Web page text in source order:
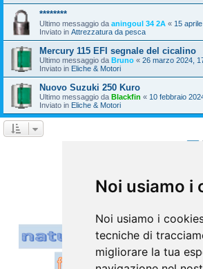
Noi usiamo i
Noi usiamo i
tecniche di
migliorare la tua
********
Ultimo messaggio da aningoul 34 2A « 15
Inviato in Attrezzatura da pesca
Mercury 115 EFI segnale del cicalino
Ultimo messaggio da Bruno « 26 marzo 2024,
Inviato in Eliche & Motori
Nuovo Suzuki 250 Kuro
Ultimo messaggio da Blackfin « 10 febbraio
Inviato in Eliche & Motori